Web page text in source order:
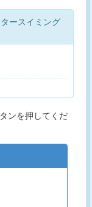
ースイミング
ンを押してくだ